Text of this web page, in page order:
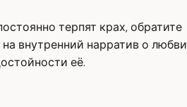
терпят крах, обратите
внутренний нарратив о любви
её.